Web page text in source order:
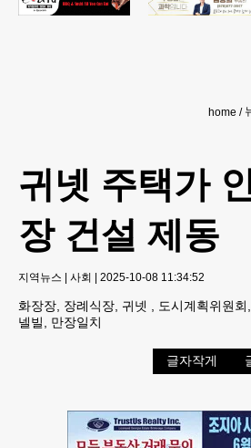
home
귀넷 주택가
장 건설 제동
지역뉴스 | 사회 | 2025-10-08 11:34:52
화장장, 장례식장, 귀넷 , 도시계획위원
넬빌, 만장일치
글자작게